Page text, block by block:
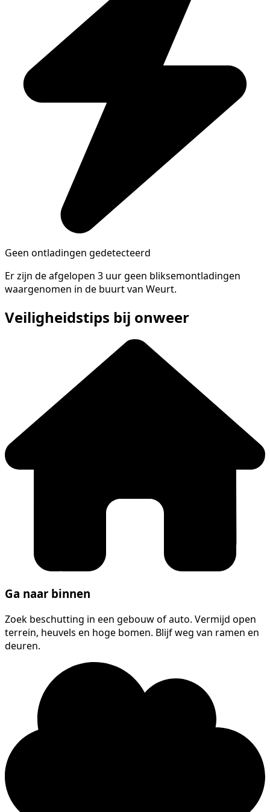
Geen ontladingen gedetecteerd
Er zijn de afgelopen 3 uur geen bliksemontladingen
waargenomen in de buurt van Weurt.
Veiligheidstips bij onweer
Ga naar binnen
Zoek beschutting in een gebouw of auto. Vermijd open
terrein, heuvels en hoge bomen. Blijf weg van ramen en
deuren.